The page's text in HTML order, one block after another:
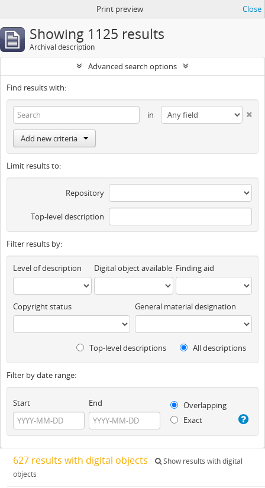
Print preview Close
Showing 1125 results
Archival description
Advanced search options
Find results with:
in
Add new criteria
Limit results to:
Repository
Top-level description
Filter results by:
Level of description Digital object available Finding aid
Copyright status General material designation
Top-level descriptions All descriptions
Filter by date range:
Start End
Overlapping
Exact
627 results with digital objects
Show results with digital
objects